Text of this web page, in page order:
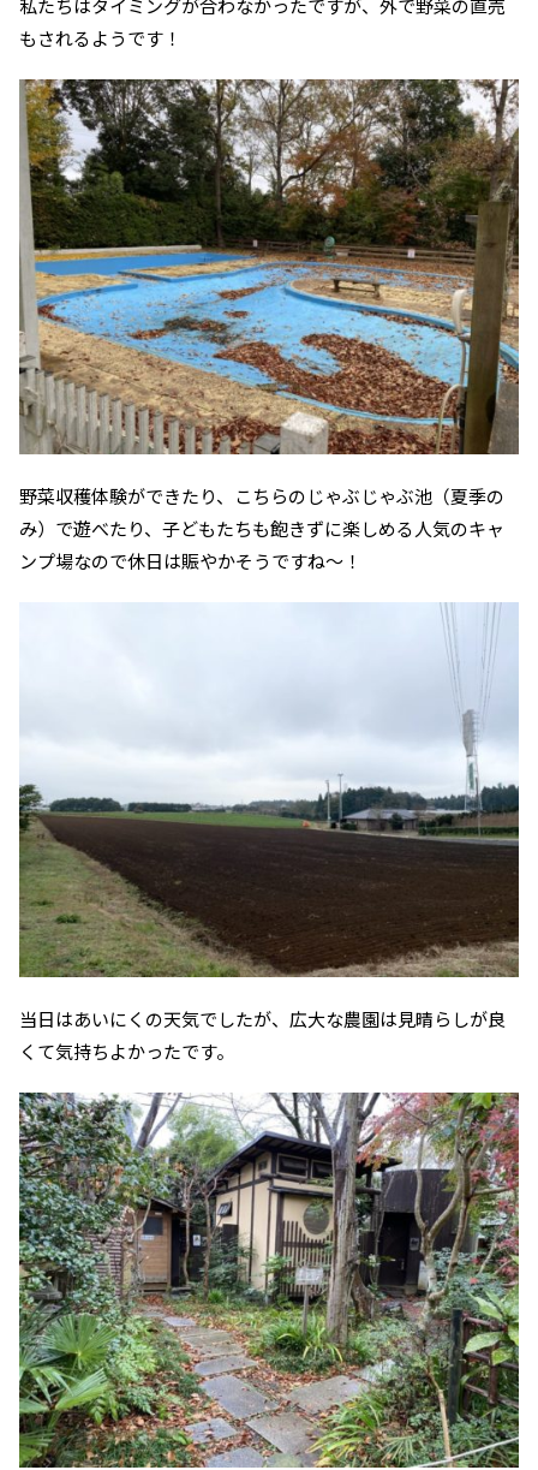
私たちはタイミングが合わなかったですが、外で野菜の直売
もされるようです！
野菜収穫体験ができたり、こちらのじゃぶじゃぶ池（夏季の
み）で遊べたり、子どもたちも飽きずに楽しめる人気のキャ
ンプ場なので休日は賑やかそうですね～！
当日はあいにくの天気でしたが、広大な農園は見晴らしが良
くて気持ちよかったです。